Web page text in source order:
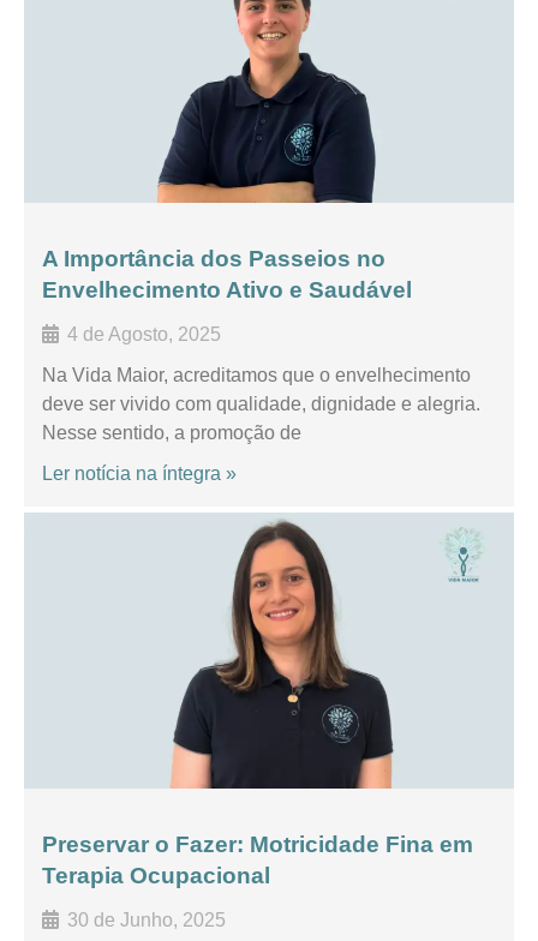
A Importância dos Passeios no
Envelhecimento Ativo e Saudável
4 de Agosto, 2025
Na Vida Maior, acreditamos que o envelhecimento
deve ser vivido com qualidade, dignidade e alegria.
Nesse sentido, a promoção de
Ler notícia na íntegra »
Preservar o Fazer: Motricidade Fina em
Terapia Ocupacional
30 de Junho, 2025